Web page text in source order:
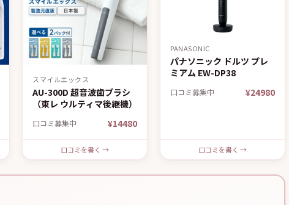
スマイルエックス
AU-300D 超音波歯ブラシ
（東レ ウルティマ後継機）
口コミ募集中 ¥14480
口コミを書く →
PANASONIC
パナソニック ドルツ プレ
ミアム EW-DP38
口コミ募集中 ¥24980
口コミを書く →